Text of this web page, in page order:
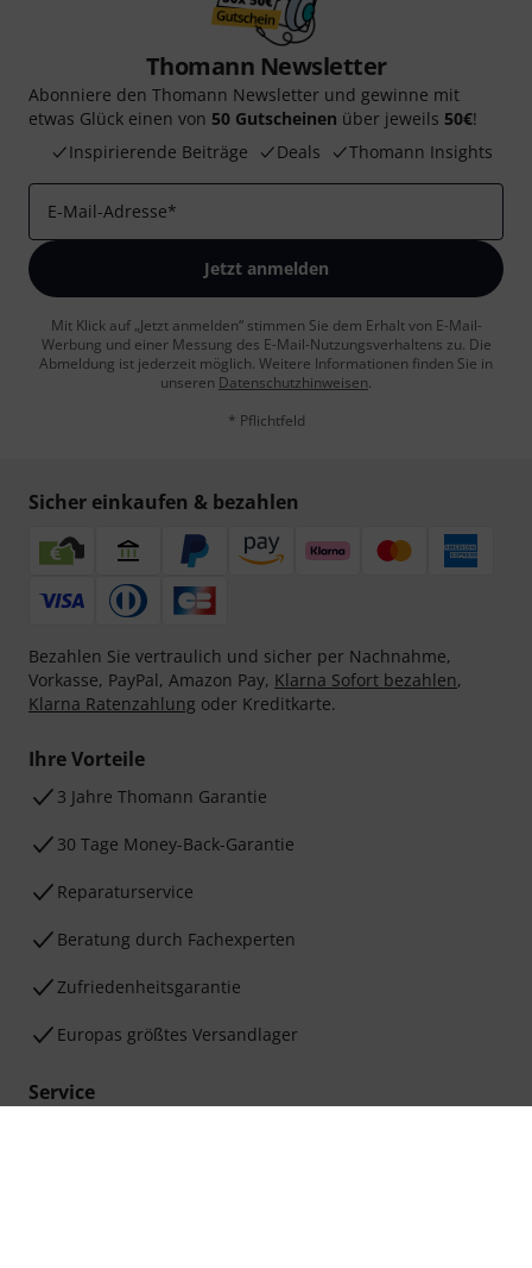
Thomann Newsletter
Abonniere den Thomann Newsletter und gewinne mit
etwas Glück einen von 50 Gutscheinen über jeweils 50€!
Inspirierende Beiträge
Deals Thomann Insights
E-Mail-Adresse*
Jetzt anmelden
Mit Klick auf „Jetzt anmelden“ stimmen Sie dem Erhalt von E-Mail-
Werbung und einer Messung des E-Mail-Nutzungsverhaltens zu. Die
Abmeldung ist jederzeit möglich. Weitere Informationen finden Sie in
unseren Datenschutzhinweisen.
* Pflichtfeld
Sicher einkaufen & bezahlen
Bezahlen Sie vertraulich und sicher per Nachnahme,
Vorkasse, PayPal, Amazon Pay, Klarna Sofort bezahlen,
Klarna Ratenzahlung oder Kreditkarte.
Ihre Vorteile
3 Jahre Thomann Garantie
30 Tage Money-Back-Garantie
Reparaturservice
Beratung durch Fachexperten
Zufriedenheitsgarantie
Europas größtes Versandlager
Service